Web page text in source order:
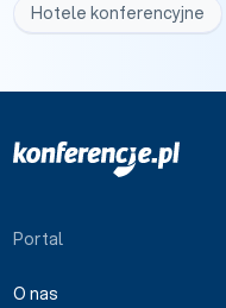
Hotele konferencyjne
Portal
O nas